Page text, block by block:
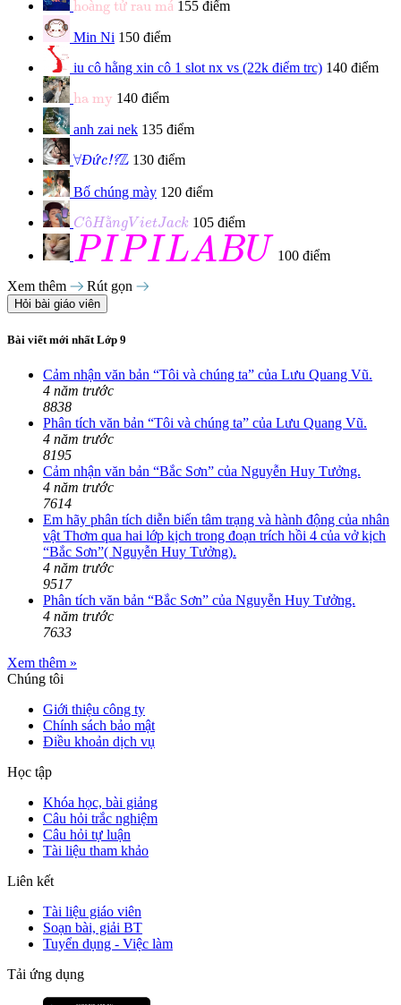
hoàng tử rau má 155 điểm
Min Ni 150 điểm
iu cô hằng xin cô 1 slot nx vs (22k điểm trc) 140 điểm
ha my
ha my 140 điểm
anh zai nek 135 điểm
∀
∀Đức!?
Đức!?Z
Z 130 điểm
Bố chúng mày 120 điểm
CôHằngVietJack
CôHằn Viet a ck 105 điểm
PIPILABU
PIPILABU
100 điểm
Xem thêm
Rút gọn
Hỏi bài giáo viên
Bài viết mới nhất Lớp 9
Cảm nhận văn bản “Tôi và chúng ta” của Lưu Quang Vũ.
4 năm trước
8838
Phân tích văn bản “Tôi và chúng ta” của Lưu Quang Vũ.
4 năm trước
8195
Cảm nhận văn bản “Bắc Sơn” của Nguyễn Huy Tưởng.
4 năm trước
7614
Em hãy phân tích diễn biến tâm trạng và hành động của nhân
vật Thơm qua hai lớp kịch trong đoạn trích hồi 4 của vở kịch
“Bắc Sơn”( Nguyễn Huy Tưởng).
4 năm trước
9517
Phân tích văn bản “Bắc Sơn” của Nguyễn Huy Tưởng.
4 năm trước
7633
Xem thêm »
Chúng tôi
Giới thiệu công ty
Chính sách bảo mật
Điều khoản dịch vụ
Học tập
Khóa học, bài giảng
Câu hỏi trắc nghiệm
Câu hỏi tự luận
Tài liệu tham khảo
Liên kết
Tài liệu giáo viên
Soạn bài, giải BT
Tuyển dụng - Việc làm
Tải ứng dụng